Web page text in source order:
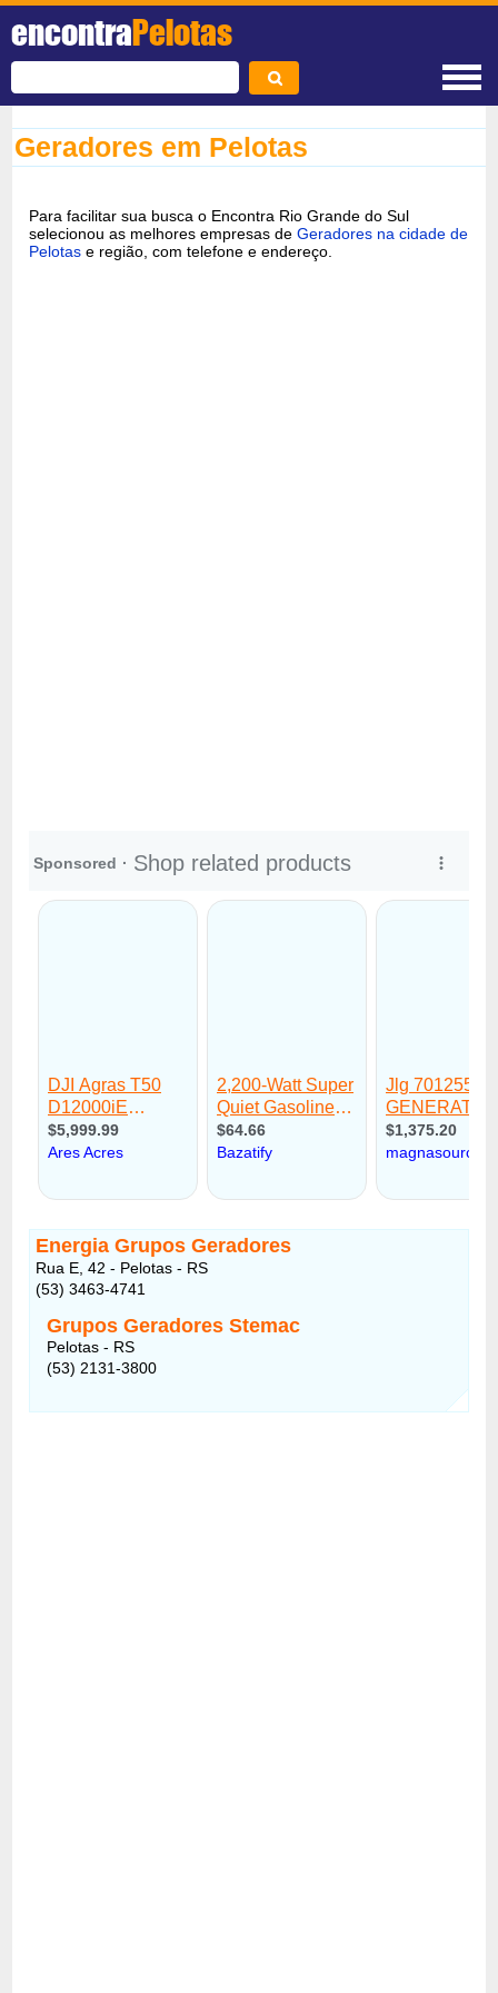
encontraPelotas
Geradores em Pelotas
Para facilitar sua busca o Encontra Rio Grande do Sul
selecionou as melhores empresas deGeradores na cidade de
Pelotas e região, com telefone e endereço.
Energia Grupos Geradores
Rua E, 42 - Pelotas - RS
(53) 3463-4741
Grupos Geradores Stemac
Pelotas - RS
(53) 2131-3800